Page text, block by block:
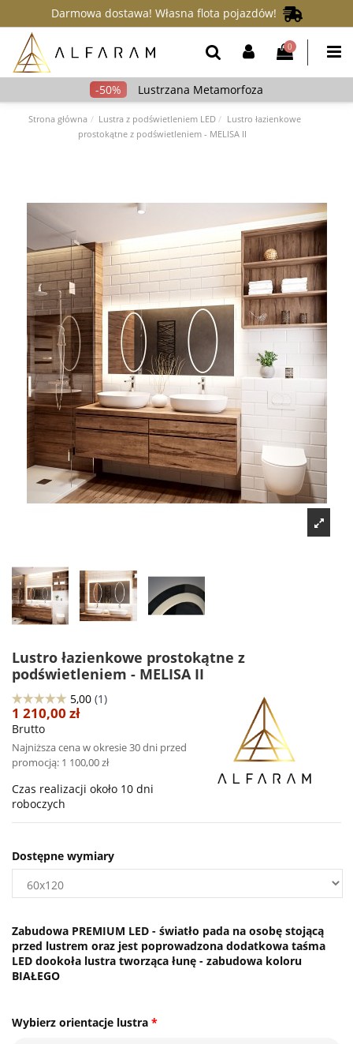
Darmowa dostawa! Własna flota pojazdów!
0
Lustrzana Metamorfoza
Strona główna Lustra z podświetleniem LED
Lustro łazienkowe
prostokątne z podświetleniem - MELISA II
Lustro łazienkowe prostokątne z
podświetleniem - MELISA II
1 210,00 zł
Brutto
Najniższa cena w okresie 30 dni przed
promocją: 1 100,00 zł
Czas realizacji około 10 dni
roboczych
Zabudowa PREMIUM LED - światło pada na osobę stojącą
przed lustrem oraz jest poprowadzona dodatkowa taśma
LED dookoła lustra tworząca łunę - zabudowa koloru
BIAŁEGO
*
Wybierz orientacje lustra
Dostępne wymiary